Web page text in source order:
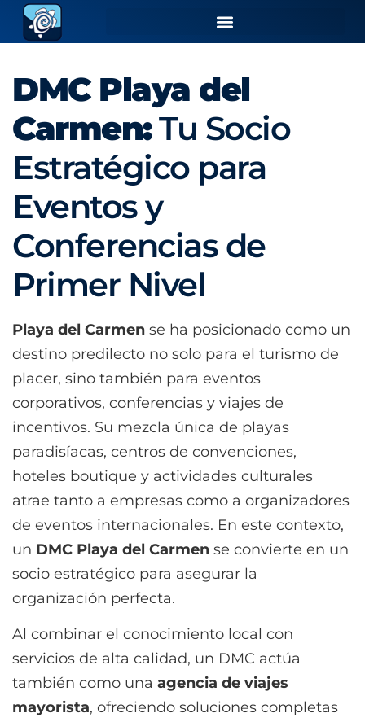
DMC Playa del
Carmen:Tu Socio
Estratégico para
Eventos y
Conferencias de
Primer Nivel
Playa del Carmen se ha posicionado como un
destino predilecto no solo para el turismo de
placer, sino también para eventos
corporativos, conferencias y viajes de
incentivos. Su mezcla única de playas
paradisíacas, centros de convenciones,
hoteles boutique y actividades culturales
atrae tanto a empresas como a organizadores
de eventos internacionales. En este contexto,
un DMC Playa del Carmen se convierte en un
socio estratégico para asegurar la
organización perfecta.
Al combinar el conocimiento local con
servicios de alta calidad, un DMC actúa
también como una agencia de viajes
mayorista, ofreciendo soluciones completas